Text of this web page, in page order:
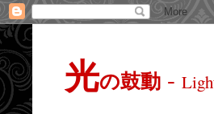
光の鼓動 -